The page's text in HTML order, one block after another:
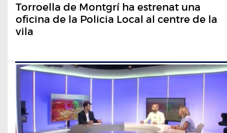
Torroella de Montgrí ha estrenat una
oficina de la Policia Local al centre de la
vila